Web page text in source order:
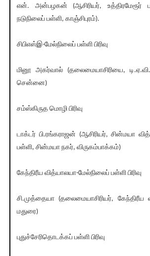
என். அன்பழகன் (ஆசிரியர், உத்திரமேரூர்
நடுநிலைப் பள்ளி, காஞ்சிபுரம்).
சிபிஎஸ்இ-மேல்நிலைப் பள்ளி பிரிவு
மினூ அகர்வால் (தலைமையாசிரியை,
சென்னை)
சம்ஸ்கிருத மொழி பிரிவு
டாக்டர் பி.ரங்கராஜன் (ஆசிரியர், சின்மயா
பள்ளி, சின்மயா நகர், விருகம்பாக்கம்)
கேந்திரீய வித்யாலயா-மேல்நிலைப் பள்ளி பிரிவு
சி.முத்தையா (தலைமையாசிரியர், கேந்திரீய
மதுரை)
புதுச்சேரிதொடக்கப் பள்ளி பிரிவு